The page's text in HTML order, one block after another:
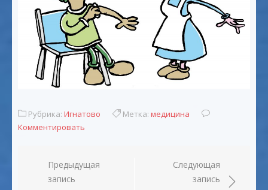
Рубрика: Игнатово Метка: медицина
Комментировать
Навигация
Предыдущая
запись
Следующая
запись